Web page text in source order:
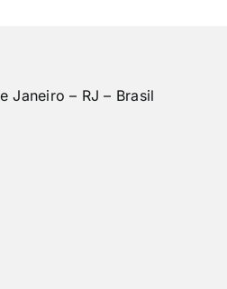
Janeiro – RJ – Brasil